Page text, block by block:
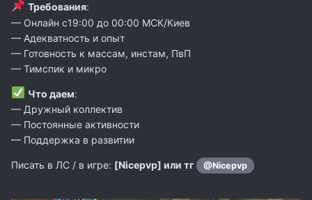
Требования:
— Онлайн с19:00 до 00:00 МСК/Киев
— Адекватность и опыт
— Готовность к массам, инстам, ПвП
— Тимспик и микро
Что даем:
— Дружный коллектив
— Постоянные активности
— Поддержка в развитии
Писать в ЛС / в игре: [Nicepvp] или тг @Nicepvp